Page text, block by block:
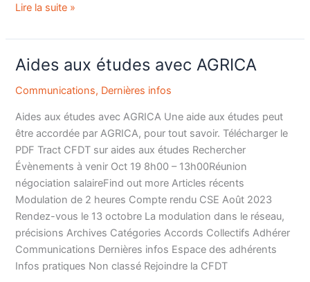
Lire la suite »
Aides aux études avec AGRICA
Communications, Dernières infos
Aides aux études avec AGRICA Une aide aux études peut
être accordée par AGRICA, pour tout savoir. Télécharger le
PDF Tract CFDT sur aides aux études Rechercher
Évènements à venir Oct 19 8h00 – 13h00Réunion
négociation salaireFind out more Articles récents
Modulation de 2 heures Compte rendu CSE Août 2023
Rendez-vous le 13 octobre La modulation dans le réseau,
précisions Archives Catégories Accords Collectifs Adhérer
Communications Dernières infos Espace des adhérents
Infos pratiques Non classé Rejoindre la CFDT
Aides
études
avec
AGRICA